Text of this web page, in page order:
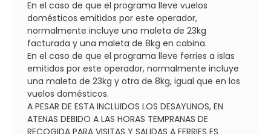
En el caso de que el programa lleve vuelos
domésticos emitidos por este operador,
normalmente incluye una maleta de 23kg
facturada y una maleta de 8kg en cabina.
En el caso de que el programa lleve ferries a islas
emitidos por este operador, normalmente incluye
una maleta de 23kg y otra de 8kg, igual que en los
vuelos domésticos.
A PESAR DE ESTA INCLUIDOS LOS DESAYUNOS, EN
ATENAS DEBIDO A LAS HORAS TEMPRANAS DE
RECOGIDA PARA VISITAS Y SALIDAS A FERRIES ES